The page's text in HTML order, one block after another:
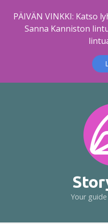
PÄIVÄN VINKKI: Katso
Sanna Kanniston
Your